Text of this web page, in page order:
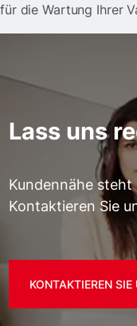
für die Wartung Ihrer
Lass uns
Kundennähe
Kontaktieren Sie
KONTAKTIEREN SIE